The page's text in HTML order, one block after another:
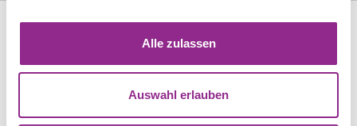
Alle zulassen
Auswahl erlauben
KONTAKT
10115 Berlin